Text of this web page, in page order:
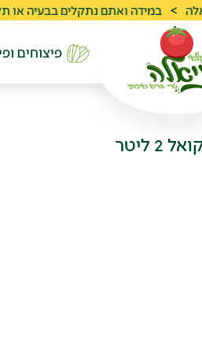
ואתם נתקלים בבעיה או תקלה ניתן לפנות
פיצוחים
ליטר